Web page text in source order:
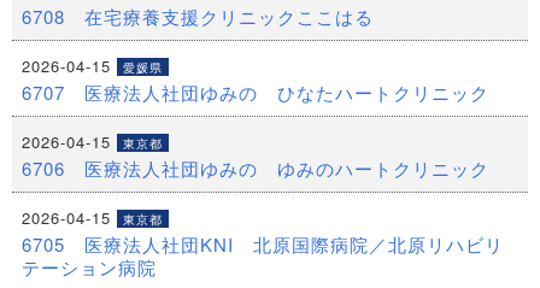
6708 在宅療養支援クリニックここはる
2026-04-15 愛媛県
6707 医療法人社団ゆみの ひなたハートクリニック
2026-04-15 東京都
6706 医療法人社団ゆみの ゆみのハートクリニック
2026-04-15 東京都
6705 医療法人社団KNI 北原国際病院／北原リハビリ
テーション病院